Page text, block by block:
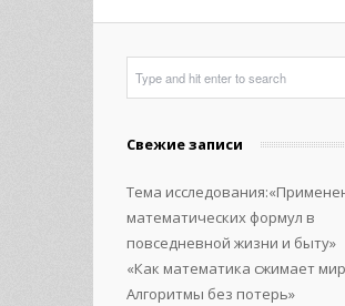
Свежие записи
Тема
математических формул в
повседневной жизни и быту»
«Как математика сжимает
Алгоритмы без потерь»